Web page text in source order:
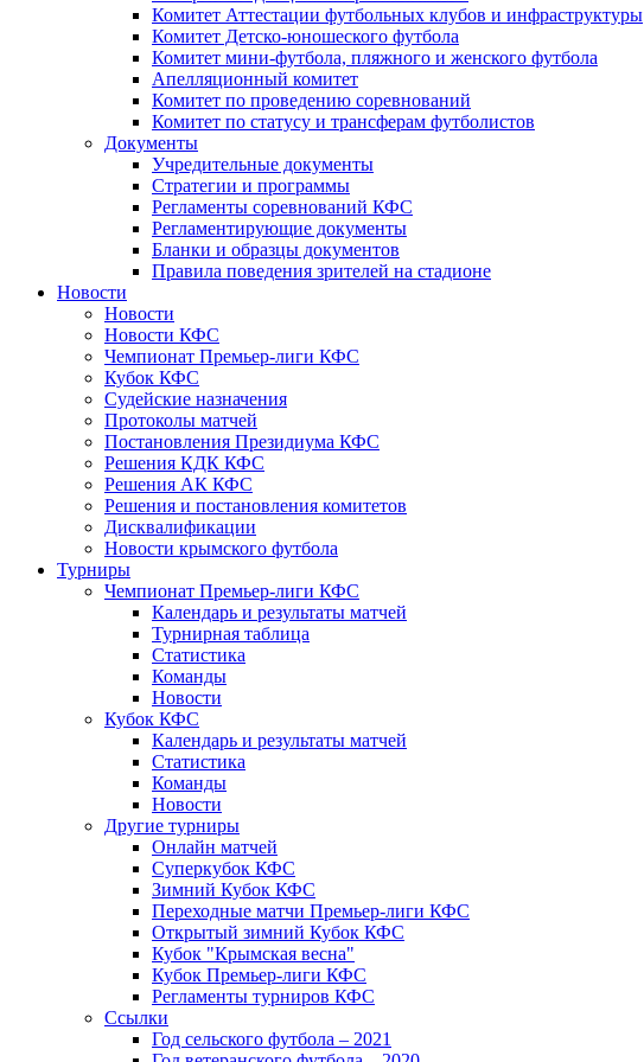
Комитет Аттестации футбольных клубов и инфраструктуры
Комитет Детско-юношеского футбола
Комитет мини-футбола, пляжного и женского футбола
Апелляционный комитет
Комитет по проведению соревнований
Комитет по статусу и трансферам футболистов
Документы
Учредительные документы
Стратегии и программы
Регламенты соревнований КФС
Регламентирующие документы
Бланки и образцы документов
Правила поведения зрителей на стадионе
Новости
Новости
Новости КФС
Чемпионат Премьер-лиги КФС
Кубок КФС
Судейские назначения
Протоколы матчей
Постановления Президиума КФС
Решения КДК КФС
Решения АК КФС
Решения и постановления комитетов
Дисквалификации
Новости крымского футбола
Турниры
Чемпионат Премьер-лиги КФС
Календарь и результаты матчей
Турнирная таблица
Статистика
Команды
Новости
Кубок КФС
Календарь и результаты матчей
Статистика
Команды
Новости
Другие турниры
Онлайн матчей
Суперкубок КФС
Зимний Кубок КФС
Переходные матчи Премьер-лиги КФС
Открытый зимний Кубок КФС
Кубок "Крымская весна"
Кубок Премьер-лиги КФС
Регламенты турниров КФС
Ссылки
Год сельского футбола – 2021